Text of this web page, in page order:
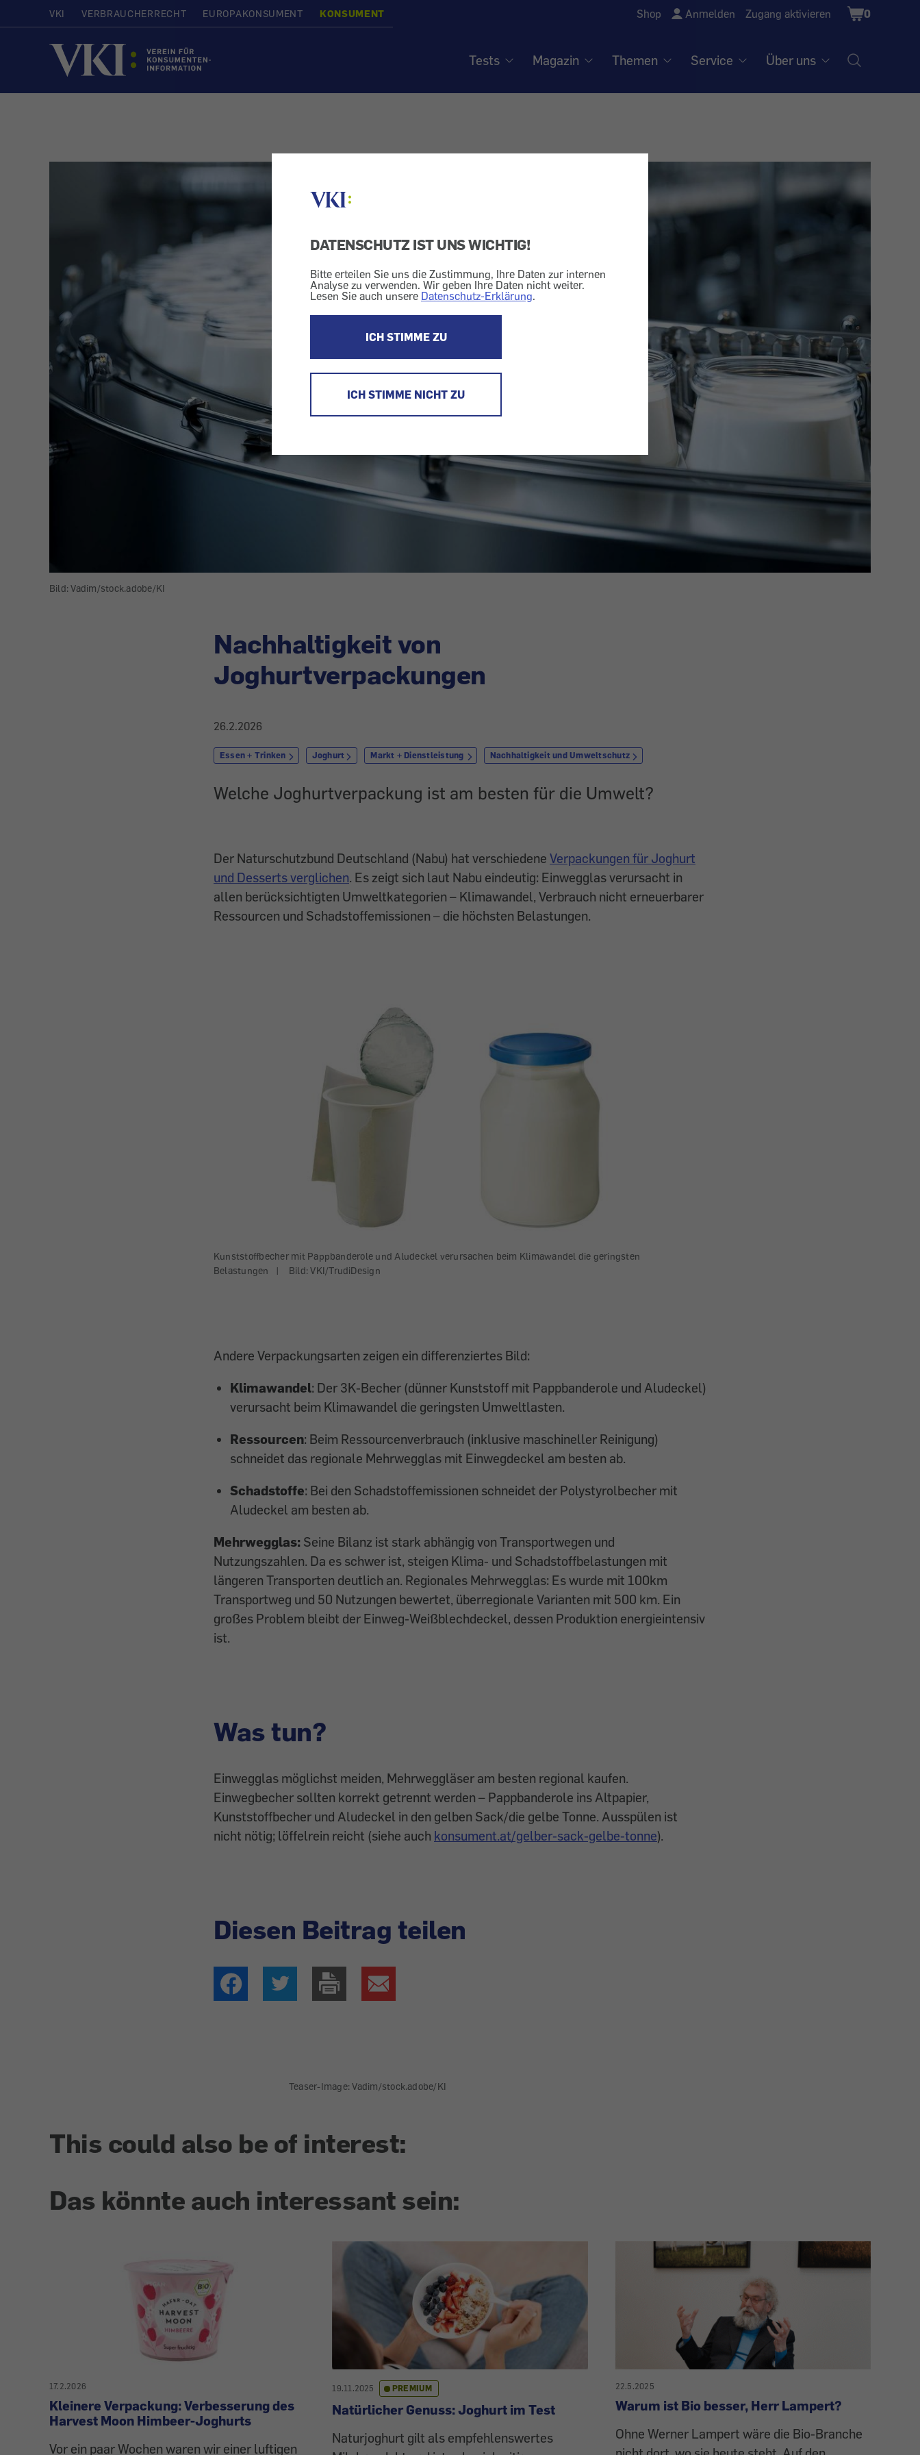
DATENSCHUTZ IST UNS WICHTIG!
Bitte erteilen Sie uns die Zustimmung, Ihre Daten zur internen
Analyse zu verwenden. Wir geben Ihre Daten nicht weiter.
Lesen Sie auch unsere Datenschutz-Erklärung.
ICH STIMME ZU
ICH STIMME NICHT ZU
VKI VERBRAUCHERRECHT EUROPAKONSUMENT KONSUMENT Shop Anmelden Zugang aktivieren
Shopping
Cart
0
Startseite
Tests Magazin Themen Service Über uns
Bild: Vadim/stock.adobe/KI
Nachhaltigkeit von
Joghurtverpackungen
26.2.2026
Essen + Trinken Joghurt Markt + Dienstleistung Nachhaltigkeit und Umweltschutz
Welche Joghurtverpackung ist am besten für die Umwelt?
Der Naturschutzbund Deutschland (Nabu) hat verschiedene Verpackungen für Joghurt
und Desserts verglichen. Es zeigt sich laut Nabu eindeutig: Einwegglas verursacht in
allen berücksichtigten Umweltkategorien – Klimawandel, Verbrauch nicht erneuerbarer
Ressourcen und Schadstoffemissionen – die höchsten Belastungen.
Kunststoffbecher mit Pappbanderole und Aludeckel verursachen beim Klimawandel die geringsten
Belastungen
| Bild: VKI/TrudiDesign
Andere Verpackungsarten zeigen ein differenziertes Bild:
Klimawandel: Der 3K-Becher (dünner Kunststoff mit Pappbanderole und Aludeckel)
verursacht beim Klimawandel die geringsten Umweltlasten.
Ressourcen: Beim Ressourcenverbrauch (inklusive maschineller Reinigung)
schneidet das regionale Mehrwegglas mit Einwegdeckel am besten ab.
Schadstoffe: Bei den Schadstoffemissionen schneidet der Polystyrolbecher mit
Aludeckel am besten ab.
Mehrwegglas: Seine Bilanz ist stark abhängig von Transportwegen und
Nutzungszahlen. Da es schwer ist, steigen Klima- und Schadstoffbelastungen mit
längeren Transporten deutlich an. Regionales Mehrwegglas: Es wurde mit 100km
Transportweg und 50 Nutzungen bewertet, überregionale Varianten mit 500 km. Ein
großes Problem bleibt der Einweg-Weißblechdeckel, dessen Produktion energieintensiv
ist.
Was tun?
Einwegglas möglichst meiden, Mehrweggläser am besten regional kaufen.
Einwegbecher sollten korrekt getrennt werden – Pappbanderole ins Altpapier,
Kunststoffbecher und Aludeckel in den gelben Sack/die gelbe Tonne. Ausspülen ist
nicht nötig; löffelrein reicht (siehe auch konsument.at/gelber-sack-gelbe-tonne).
Diesen Beitrag teilen
Teaser-Image: Vadim/stock.adobe/KI
This could also be of interest:
Das könnte auch interessant sein:
17.2.2026
Kleinere Verpackung: Verbesserung des
Harvest Moon Himbeer-Joghurts
Vor ein paar Wochen waren wir einer luftigen
19.11.2025 PREMIUM
Natürlicher Genuss: Joghurt im Test
Naturjoghurt gilt als empfehlenswertes
22.5.2025
Warum ist Bio besser, Herr Lampert?
Ohne Werner Lampert wäre die Bio-Branche